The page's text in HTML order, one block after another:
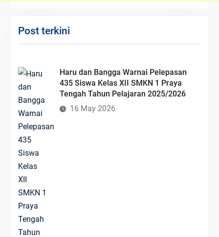
Post terkini
Haru dan Bangga Warnai Pelepasan
435 Siswa Kelas XII SMKN 1 Praya
Tengah Tahun Pelajaran 2025/2026
16 May 2026